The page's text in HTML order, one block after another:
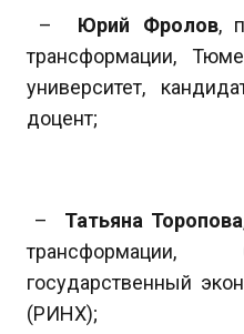
– Юрий Фролов,
трансформации,
университет,
доцент;
– Татьяна Торопова
трансформации,
государственный
(РИНХ);